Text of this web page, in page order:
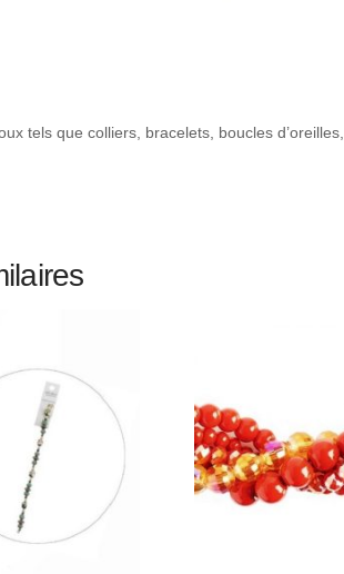
tels que colliers, bracelets, boucles